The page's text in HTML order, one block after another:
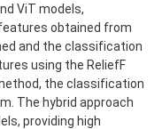
ViT models,
obtained from
and the classification
using the ReliefF
the classification
The hybrid approach
providing high